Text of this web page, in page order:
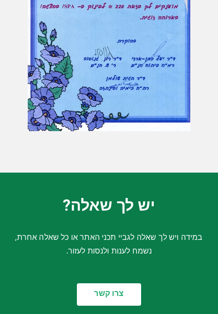
יש לך שאלה?
במידה ויש לך שאלה לגביי תכני האתר או כל שאלה אחרת,
נשמח לענות ולנסות לעזור.
צרו קשר